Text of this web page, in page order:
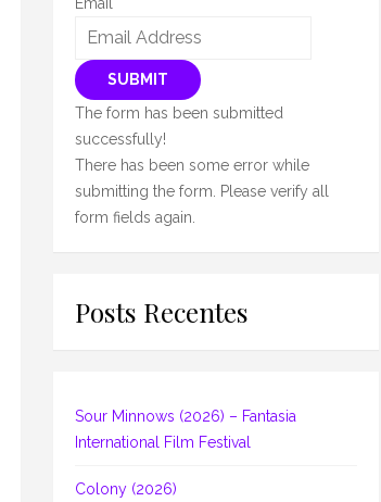
SUBMIT
The form has been submitted
successfully!
There has been some error while
submitting the form. Please verify all
form fields again.
Posts Recentes
Sour Minnows (2026) – Fantasia
International Film Festival
Colony (2026)